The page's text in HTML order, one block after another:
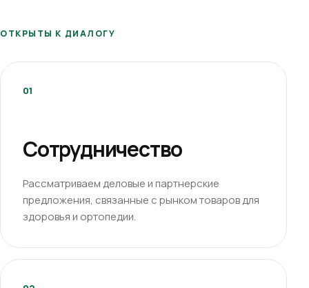
ОТКРЫТЫ К ДИАЛОГУ
01
Сотрудничество
Рассматриваем деловые и партнерские
предложения, связанные с рынком товаров для
здоровья и ортопедии.